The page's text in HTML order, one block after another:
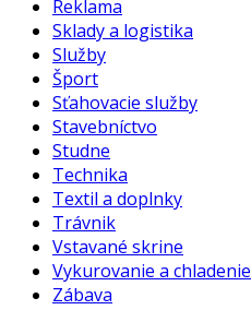
Reklama
Sklady a logistika
Služby
Šport
Sťahovacie služby
Stavebníctvo
Studne
Technika
Textil a doplnky
Trávnik
Vstavané skrine
Vykurovanie a chladenie
Zábava